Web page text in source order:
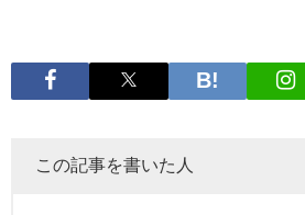
この記事を書いた人